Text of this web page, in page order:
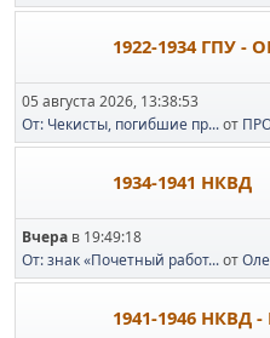
1922-1934 ГПУ -
05 августа 2026, 13:38:53
От: Чекисты, погибшие пр...от
1934-1941 НКВД
Вчера в 19:49:18
От: знак «Почетный работ...от
1941-1946 НКВД